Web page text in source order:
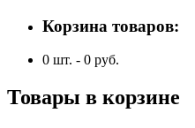
Корзина товаров:
0 шт. - 0 руб.
Товары в корзине